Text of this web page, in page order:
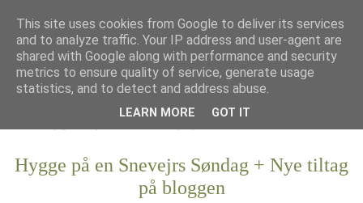
Hygge på en Snevejrs Søndag + Nye tiltag
på bloggen
This site uses cookies from Google to deliver its services
and to analyze traffic. Your IP address and user-agent are
shared with Google along with performance and security
metrics to ensure quality of service, generate usage
statistics, and to detect and address abuse.
LEARN MORE GOT IT